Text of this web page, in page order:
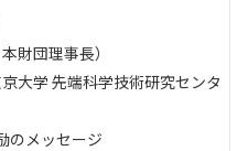
財団理事長）
京大学 先端科学技術研究センタ
のメッセージ